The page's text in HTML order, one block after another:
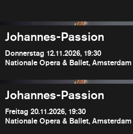
Johannes-Passion
Donnerstag 12.11.2026, 19:30
Nationale Opera & Ballet,
Johannes-Passion
Freitag 20.11.2026, 19:30
Nationale Opera & Ballet,